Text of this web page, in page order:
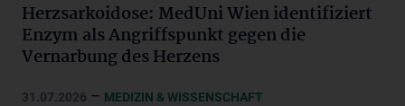
Herzsarkoidose: MedUni Wien identifiziert
Enzym als Angriffspunkt gegen die
Vernarbung des Herzens
31.07.2026 – MEDIZIN & WISSENSCHAFT